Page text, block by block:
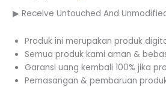
▶ Receive Untouched And
Produk ini merupakan produk
Semua produk kami aman &
Garansi uang kembali 100% jika
Pemasangan & pembaruan